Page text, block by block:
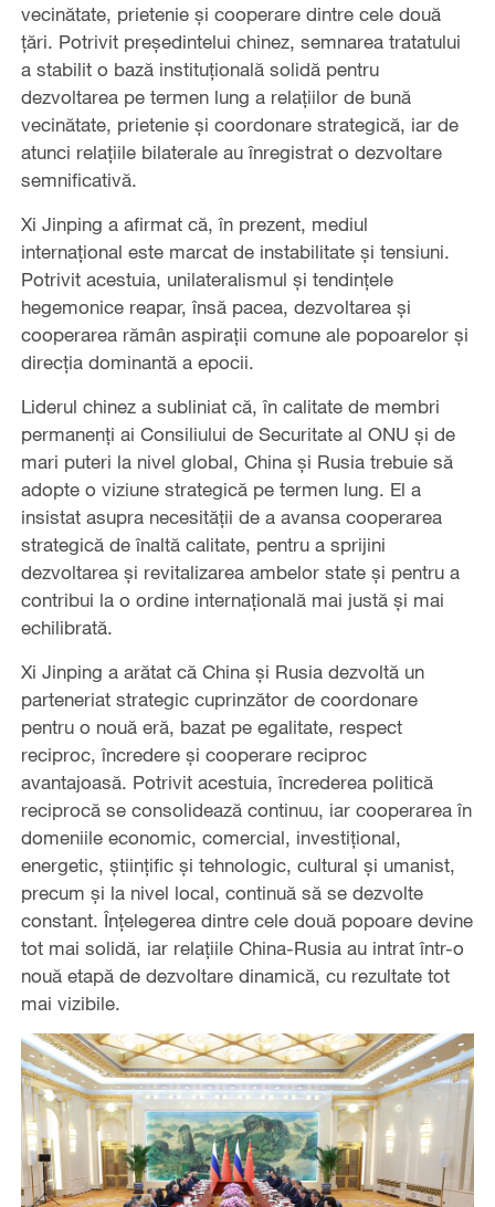
vecinătate, prietenie și cooperare dintre cele două
țări. Potrivit președintelui chinez, semnarea tratatului
a stabilit o bază instituțională solidă pentru
dezvoltarea pe termen lung a relațiilor de bună
vecinătate, prietenie și coordonare strategică, iar de
atunci relațiile bilaterale au înregistrat o dezvoltare
semnificativă.
Xi Jinping a afirmat că, în prezent, mediul
internațional este marcat de instabilitate și tensiuni.
Potrivit acestuia, unilateralismul și tendințele
hegemonice reapar, însă pacea, dezvoltarea și
cooperarea rămân aspirații comune ale popoarelor și
direcția dominantă a epocii.
Liderul chinez a subliniat că, în calitate de membri
permanenți ai Consiliului de Securitate al ONU și de
mari puteri la nivel global, China și Rusia trebuie să
adopte o viziune strategică pe termen lung. El a
insistat asupra necesității de a avansa cooperarea
strategică de înaltă calitate, pentru a sprijini
dezvoltarea și revitalizarea ambelor state și pentru a
contribui la o ordine internațională mai justă și mai
echilibrată.
Xi Jinping a arătat că China și Rusia dezvoltă un
parteneriat strategic cuprinzător de coordonare
pentru o nouă eră, bazat pe egalitate, respect
reciproc, încredere și cooperare reciproc
avantajoasă. Potrivit acestuia, încrederea politică
reciprocă se consolidează continuu, iar cooperarea în
domeniile economic, comercial, investițional,
energetic, științific și tehnologic, cultural și umanist,
precum și la nivel local, continuă să se dezvolte
constant. Înțelegerea dintre cele două popoare devine
tot mai solidă, iar relațiile China-Rusia au intrat într-o
nouă etapă de dezvoltare dinamică, cu rezultate tot
mai vizibile.